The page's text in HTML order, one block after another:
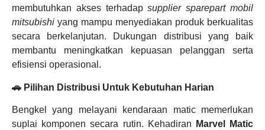
membutuhkan akses terhadapsupplier sparepart mobil
mitsubishi yang mampu menyediakan produk berkualitas
secara berkelanjutan. Dukungan distribusi yang baik
membantu meningkatkan kepuasan pelanggan serta
efisiensi operasional.
🚗 Pilihan Distribusi Untuk Kebutuhan Harian
Bengkel yang melayani kendaraan matic memerlukan
suplai komponen secara rutin. Kehadiran
Marvel Matic